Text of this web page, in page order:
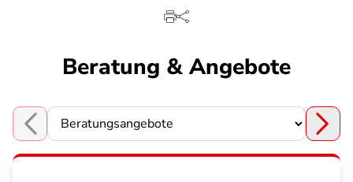
Beratung & Angebote
Choose a section